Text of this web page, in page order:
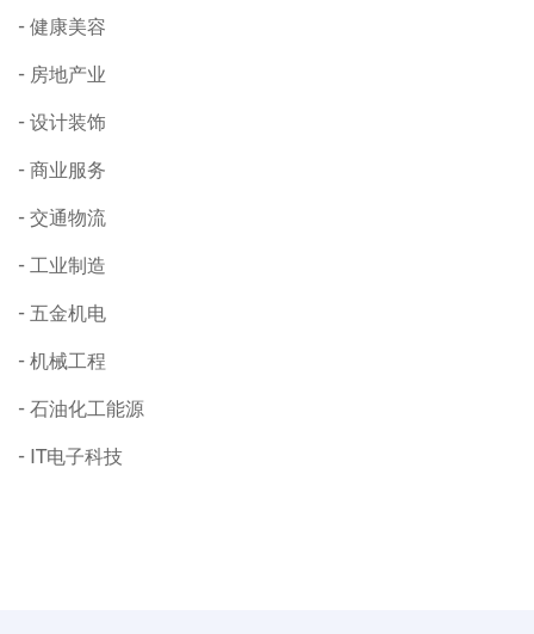
健康美容
房地产业
设计装饰
商业服务
交通物流
工业制造
五金机电
机械工程
石油化工能源
IT电子科技